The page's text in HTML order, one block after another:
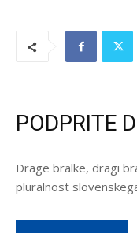
PODPRITE
Drage bralke, dragi
pluralnost